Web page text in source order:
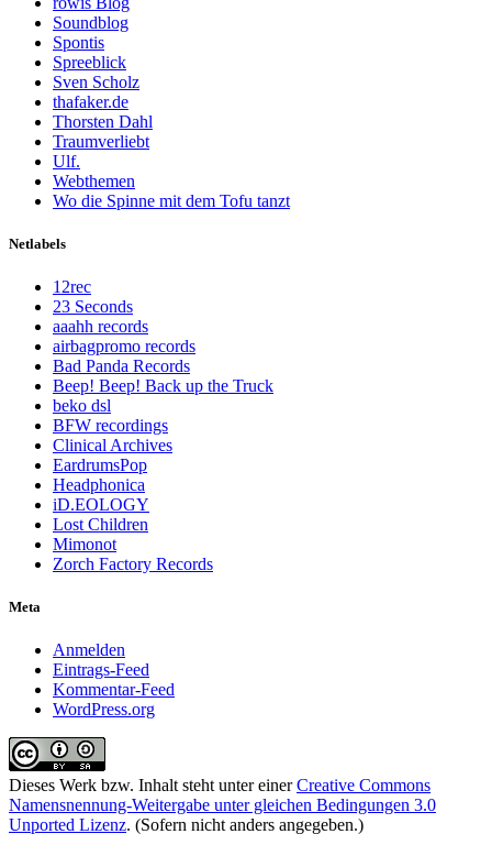
Soundblog
Spontis
Spreeblick
Sven Scholz
thafaker.de
Thorsten Dahl
Traumverliebt
Ulf.
Webthemen
Wo die Spinne mit dem Tofu tanzt
Netlabels
12rec
23 Seconds
aaahh records
airbagpromo records
Bad Panda Records
Beep! Beep! Back up the Truck
beko dsl
BFW recordings
Clinical Archives
EardrumsPop
Headphonica
iD.EOLOGY
Lost Children
Mimonot
Zorch Factory Records
Meta
Anmelden
Eintrags-Feed
Kommentar-Feed
WordPress.org
Dieses Werk bzw. Inhalt steht unter einerCreative Commons
Namensnennung-Weitergabe unter gleichen Bedingungen 3.0
Unported Lizenz. (Sofern nicht anders angegeben.)